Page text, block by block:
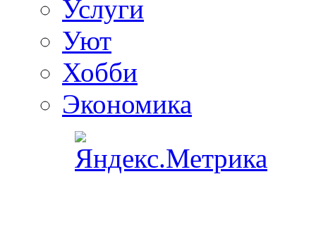
Услуги
Уют
Хобби
Экономика